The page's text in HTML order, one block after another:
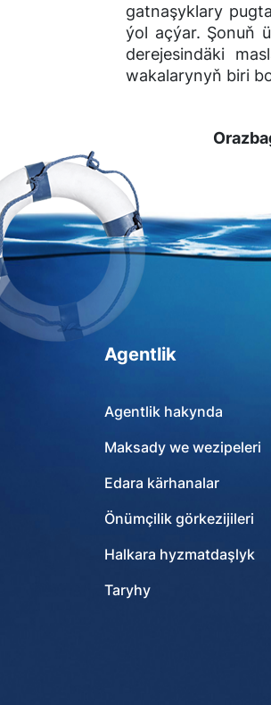
gatnaşyklary
ýol açýar. Şonuň
derejesindäki
wakalarynyň biri
Agentlik
Agentlik hakynda
Maksady we wezipeleri
Edara kärhanalar
Önümçilik görkezijileri
Halkara hyzmatdaşlyk
Taryhy